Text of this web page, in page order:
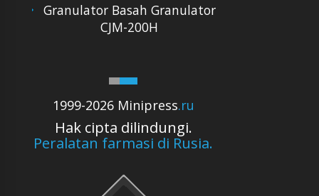
1999-2026 Minipress.ru
Hak cipta dilindungi.
Peralatan farmasi di Rusia.
Granulator Basah Granulator
CJM-200H